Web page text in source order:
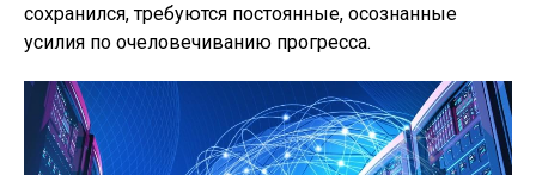
сохранился, требуются постоянные, осознанные
усилия по очеловечиванию прогресса.